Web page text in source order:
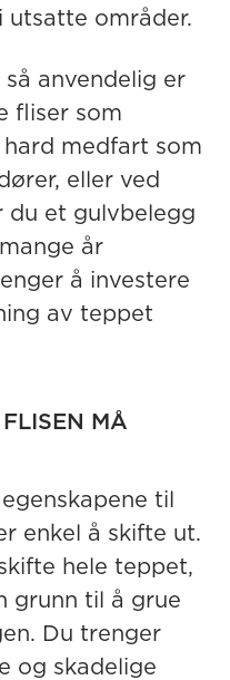
utsatte områder.
anvendelig er
fliser som
medfart som
eller ved
du et gulvbelegg
år
å investere
av teppet
MÅ
til
enkel å skifte ut.
hele teppet,
grunn til å grue
Du trenger
og skadelige